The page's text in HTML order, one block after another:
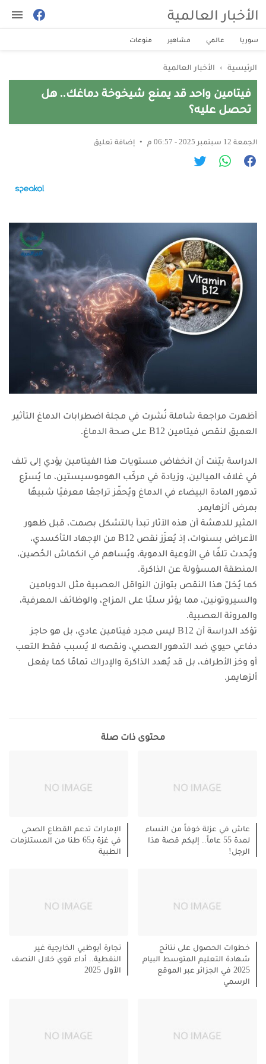
الأخبار العالمية
سوريا عالمي مشاهير منوعات
الرئيسية › الأخبار العالمية
فيتامين واحد قد يمنع شيخوخة دماغك.. هل
تحصل عليه؟
الجمعة 12 سبتمبر 2025 - 06:57 م إضافة تعليق
أظهرت مراجعة شاملة نُشرت في مجلة اضطرابات الدماغ التأثير
العميق لنقص فيتامين B12 على صحة الدماغ.
الدراسة بيّنت أن انخفاض مستويات هذا الفيتامين يؤدي إلى تلف
في غلاف الميالين، وزيادة في مركّب الهوموسيستين، ما يُسرّع
تدهور المادة البيضاء في الدماغ ويُحفّز تراجعًا معرفيًا شبيهًا
بمرض ألزهايمر.
المثير للدهشة أن هذه الآثار تبدأ بالتشكل بصمت، قبل ظهور
الأعراض بسنوات، إذ يُعزّز نقص B12 من الإجهاد التأكسدي،
ويُحدث تلفًا في الأوعية الدموية، ويُساهم في انكماش الحُصين،
المنطقة المسؤولة عن الذاكرة.
كما يُخلّ هذا النقص بتوازن النواقل العصبية مثل الدوبامين
والسيروتونين، مما يؤثر سلبًا على المزاج، والوظائف المعرفية،
والمرونة العصبية.
تؤكد الدراسة أن B12 ليس مجرد فيتامين عادي، بل هو حاجز
دفاعي حيوي ضد التدهور العصبي، ونقصه لا يُسبب فقط التعب
أو وخز الأطراف، بل قد يُهدد الذاكرة والإدراك تمامًا كما يفعل
ألزهايمر.
محتوى ذات صلة
عاش في عزلة خوفاً من النساء
لمدة 55 عاماً.. إليكم قصة هذا
الرجل!
الإمارات تدعم القطاع الصحي
في غزة بـ65 طنا من المستلزمات
الطبية
خطوات الحصول على نتائج
شهادة التعليم المتوسط البيام
2025 في الجزائر عبر الموقع
الرسمي
تجارة أبوظبي الخارجية غير
النفطية.. أداء قوي خلال النصف
الأول 2025